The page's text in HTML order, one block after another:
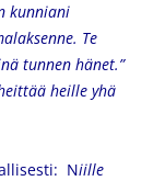
kunniani
Te
tunnen hänet.”
heille yhä
Niille